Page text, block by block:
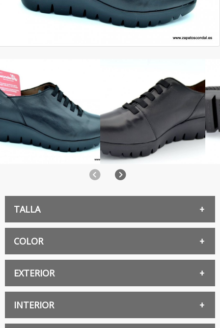
AnteriorSiguiente
TALLA
39
40
COLOR
NEGRO
EXTERIOR
PIEL
INTERIOR